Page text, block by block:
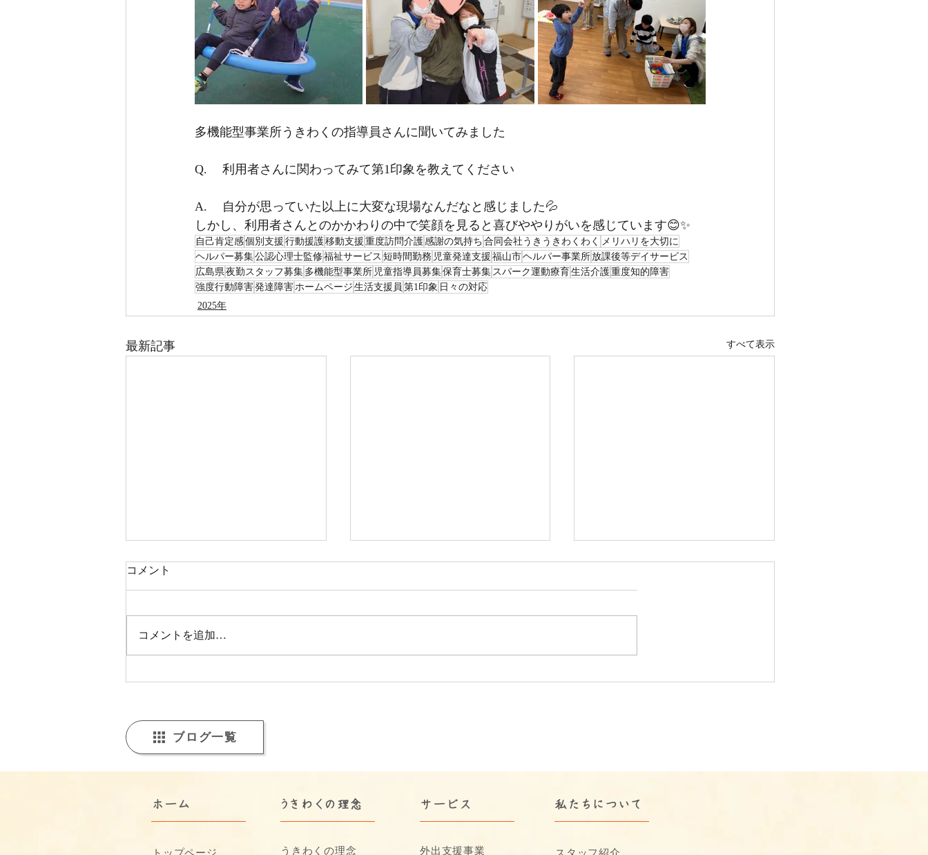
多機能型事業所うきわくの指導員さんに聞いてみました
Q.	利用者さんに関わってみて第1印象を教えてください
A.	自分が思っていた以上に大変な現場なんだなと感じました💦
しかし、利用者さんとのかかわりの中で笑顔を見ると喜びややりがいを感じています😊✨
自己肯定感個別支援 行動援護 移動支援 重度訪問介護 感謝の気持ち 合同会社うきうきわくわく メリハリを大切に
ヘルパー募集公認心理士監修福祉サービス 短時間勤務 児童発達支援 福山市ヘルパー事業所放課後等デイサービス
広島県夜勤スタッフ募集 多機能型事業所 児童指導員募集保育士募集 スパーク運動療育 生活介護 重度知的障害
強度行動障害発達障害ホームページ 生活支援員 第1印象 日々の対応
2025年
最新記事 すべて表示
コメント
コメントを追加…
ブログ一覧
​ホーム
うきわくの理念
サービス
外出支援事業
​私たちについて
うきわくの理念